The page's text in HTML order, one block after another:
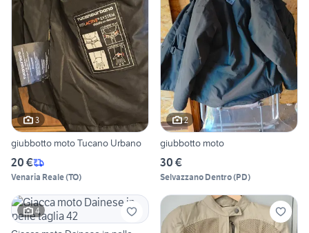
3
giubbotto moto Tucano Urbano
20 €
Venaria Reale(TO)
2
giubbotto moto
30 €
Selvazzano Dentro(PD)
4